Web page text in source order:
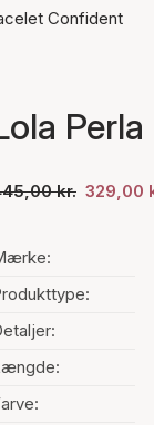
Confident
kr. 329,00